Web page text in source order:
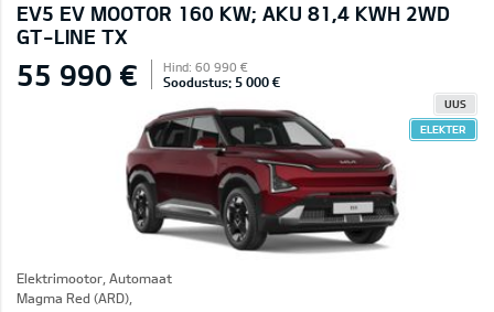
EV5 EV MOOTOR 160 KW; AKU 81,4 KWH 2WD
GT-LINE TX
55 990 € Hind: 60 990 €
Soodustus: 5 000 €
UUS
ELEKTER
Elektrimootor, Automaat
Magma Red (ARD),